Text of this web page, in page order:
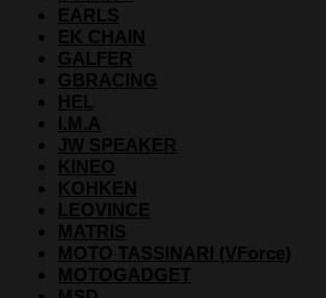
EARLS
EK CHAIN
GALFER
GBRACING
HEL
I.M.A
JW SPEAKER
KINEO
KOHKEN
LEOVINCE
MATRIS
MOTO TASSINARI (VForce)
MOTOGADGET